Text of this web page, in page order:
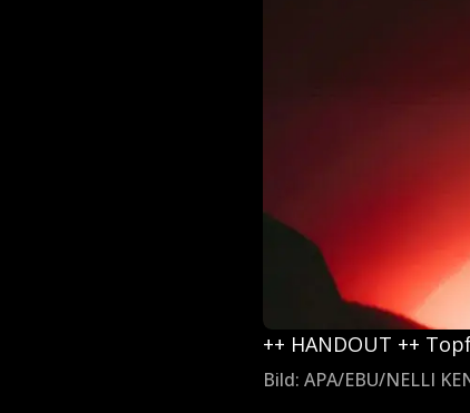
++ HANDOUT ++
Bild: APA/EBU/NELLI